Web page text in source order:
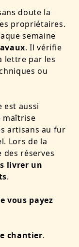
doute la
propriétaires.
semaine
. Il vérifie
lettre par les
ou
est aussi
maîtrise
artisans au fur
Lors de la
réserves
livrer un
.
vous payez
chantier.